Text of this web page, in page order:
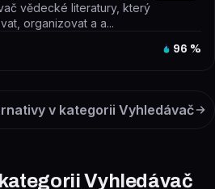
vědecké literatury, který
organizovat a a...
96 %
v kategorii Vyhledávač
Vyhledávač